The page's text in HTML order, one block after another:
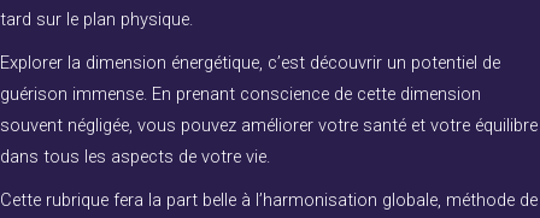
tard sur le plan physique.
Explorer la dimension énergétique, c’est découvrir un potentiel de
guérison immense. En prenant conscience de cette dimension
souvent négligée, vous pouvez améliorer votre santé et votre équilibre
dans tous les aspects de votre vie.
Cette rubrique fera la part belle à l’harmonisation globale, méthode de